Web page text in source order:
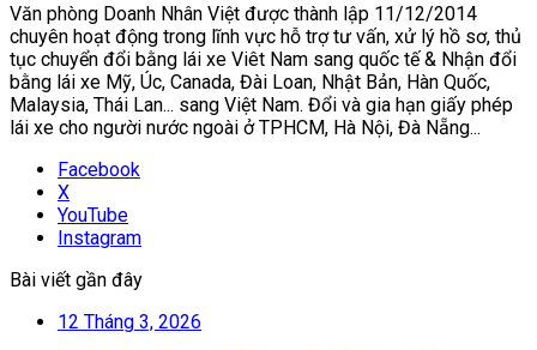
Văn phòng Doanh Nhân Việt được thành lập 11/12/2014
chuyên hoạt động trong lĩnh vực hỗ trợ tư vấn, xử lý hồ sơ, thủ
tục chuyển đổi bằng lái xe Viêt Nam sang quốc tế & Nhận đổi
bằng lái xe Mỹ, Úc, Canada, Đài Loan, Nhật Bản, Hàn Quốc,
Malaysia, Thái Lan... sang Việt Nam. Đổi và gia hạn giấy phép
lái xe cho người nước ngoài ở TPHCM, Hà Nội, Đà Nẵng...
Facebook
X
YouTube
Instagram
Bài viết gần đây
12 Tháng 3, 2026